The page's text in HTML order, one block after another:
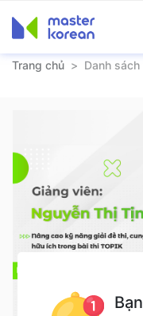
Trang chủ > Danh